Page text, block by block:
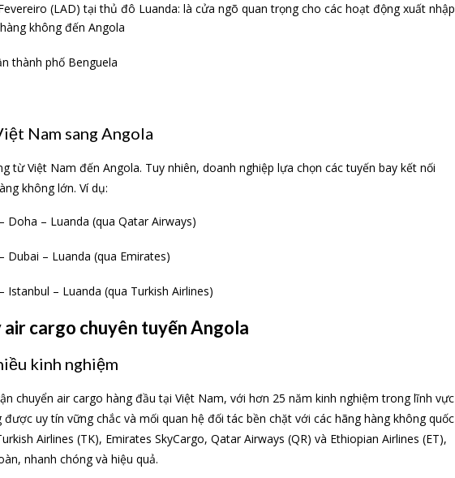
(LAD) tại thủ đô Luanda: là cửa ngõ quan trọng cho các hoạt động xuất nhập
không đến Angola
thành phố Benguela
Nam sang Angola
từ Việt Nam đến Angola. Tuy nhiên, doanh nghiệp lựa chọn các tuyến bay kết nối
không lớn. Ví dụ:
Doha – Luanda (qua Qatar Airways)
Dubai – Luanda (qua Emirates)
– Luanda (qua Turkish Airlines)
cargo chuyên tuyến Angola
kinh nghiệm
chuyển air cargo hàng đầu tại Việt Nam, với hơn 25 năm kinh nghiệm trong lĩnh vực
uy tín vững chắc và mối quan hệ đối tác bền chặt với các hãng hàng không quốc
Airlines (TK), Emirates SkyCargo, Qatar Airways (QR) và Ethiopian Airlines (ET),
nhanh chóng và hiệu quả.